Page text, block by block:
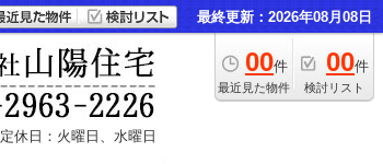
最終更新：2026年08月08日
00件
最近見た物件
00件
検討リスト
定休日：火曜日、水曜日